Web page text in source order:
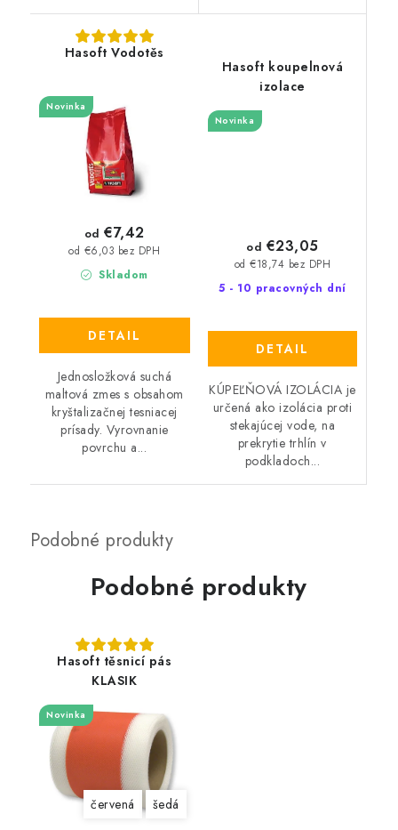
Hasoft Vodotěs
Novinka
Skladom
od €6,03 bez DPH
od €7,42
DETAIL
Jednosložková suchá
maltová zmes s obsahom
kryštalizačnej tesniacej
prísady. Vyrovnanie
povrchu a...
Hasoft koupelnová
izolace
Novinka
5 - 10 pracovných dní
od €18,74 bez DPH
od €23,05
DETAIL
KÚPEĽŇOVÁ IZOLÁCIA je
určená ako izolácia proti
stekajúcej vode, na
prekrytie trhlín v
podkladoch...
Podobné produkty
Hasoft těsnicí pás
KLASIK
Novinka
červená šedá